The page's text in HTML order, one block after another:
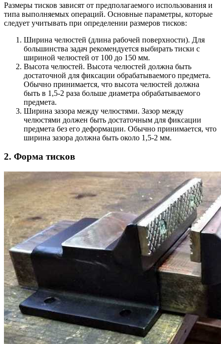
Размеры тисков зависят от предполагаемого использования и
типа выполняемых операций. Основные параметры, которые
следует учитывать при определении размеров тисков:
Ширина челюстей (длина рабочей поверхности). Для
большинства задач рекомендуется выбирать тиски с
шириной челюстей от 100 до 150 мм.
Высота челюстей. Высота челюстей должна быть
достаточной для фиксации обрабатываемого предмета.
Обычно принимается, что высота челюстей должна
быть в 1,5-2 раза больше диаметра обрабатываемого
предмета.
Ширина зазора между челюстями. Зазор между
челюстями должен быть достаточным для фиксации
предмета без его деформации. Обычно принимается, что
ширина зазора должна быть около 1,5-2 мм.
2. Форма тисков